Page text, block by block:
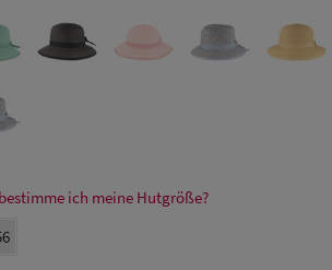
ich meine Hutgröße?